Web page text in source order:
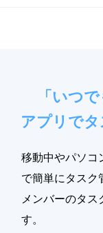
「いつ
アプリで
移動中やパソコ
で簡単にタスク
メンバーのタス
す。